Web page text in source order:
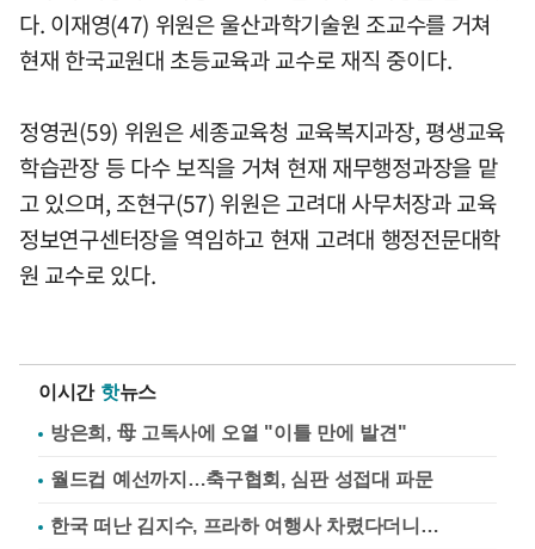
다. 이재영(47) 위원은 울산과학기술원 조교수를 거쳐
현재 한국교원대 초등교육과 교수로 재직 중이다.
정영권(59) 위원은 세종교육청 교육복지과장, 평생교육
학습관장 등 다수 보직을 거쳐 현재 재무행정과장을 맡
고 있으며, 조현구(57) 위원은 고려대 사무처장과 교육
정보연구센터장을 역임하고 현재 고려대 행정전문대학
원 교수로 있다.
이시간 핫뉴스
방은희, 母 고독사에 오열 "이틀 만에 발견"
월드컵 예선까지…축구협회, 심판 성접대 파문
한국 떠난 김지수, 프라하 여행사 차렸다더니…